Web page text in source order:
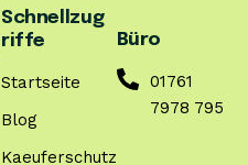
Schnellzug
riffe
Startseite
Blog
Kaeuferschutz
Büro
01761
7978 795